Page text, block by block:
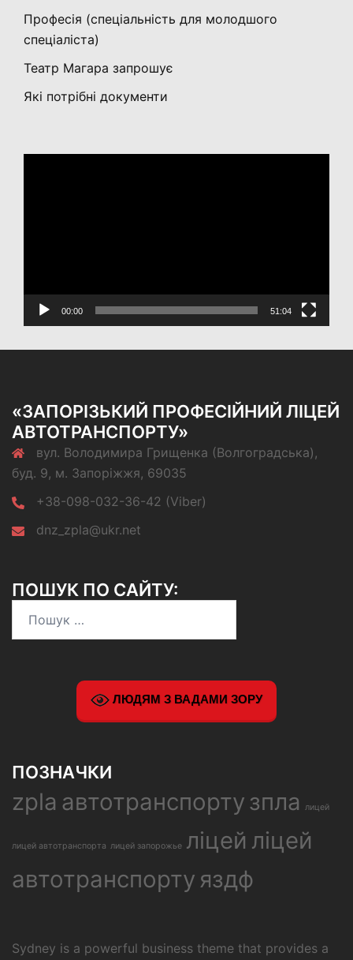
Професія (спеціальність для молодшого
спеціаліста)
Театр Магара запрошує
Які потрібні документи
00:00 51:04
«ЗАПОРІЗЬКИЙ ПРОФЕСІЙНИЙ ЛІЦЕЙ
АВТОТРАНСПОРТУ»
вул. Володимира Грищенка (Волгоградська),
буд. 9, м. Запоріжжя, 69035
+38-098-032-36-42 (Viber)
dnz_zpla@ukr.net
ПОШУК ПО САЙТУ:
ЛЮДЯМ З ВАДАМИ ЗОРУ
ПОЗНАЧКИ
zpla автотранспорту зпла лицей
лицей автотранспорта лицей запорожье ліцей ліцей
автотранспорту яздф
Sydney is a powerful business theme that provides a